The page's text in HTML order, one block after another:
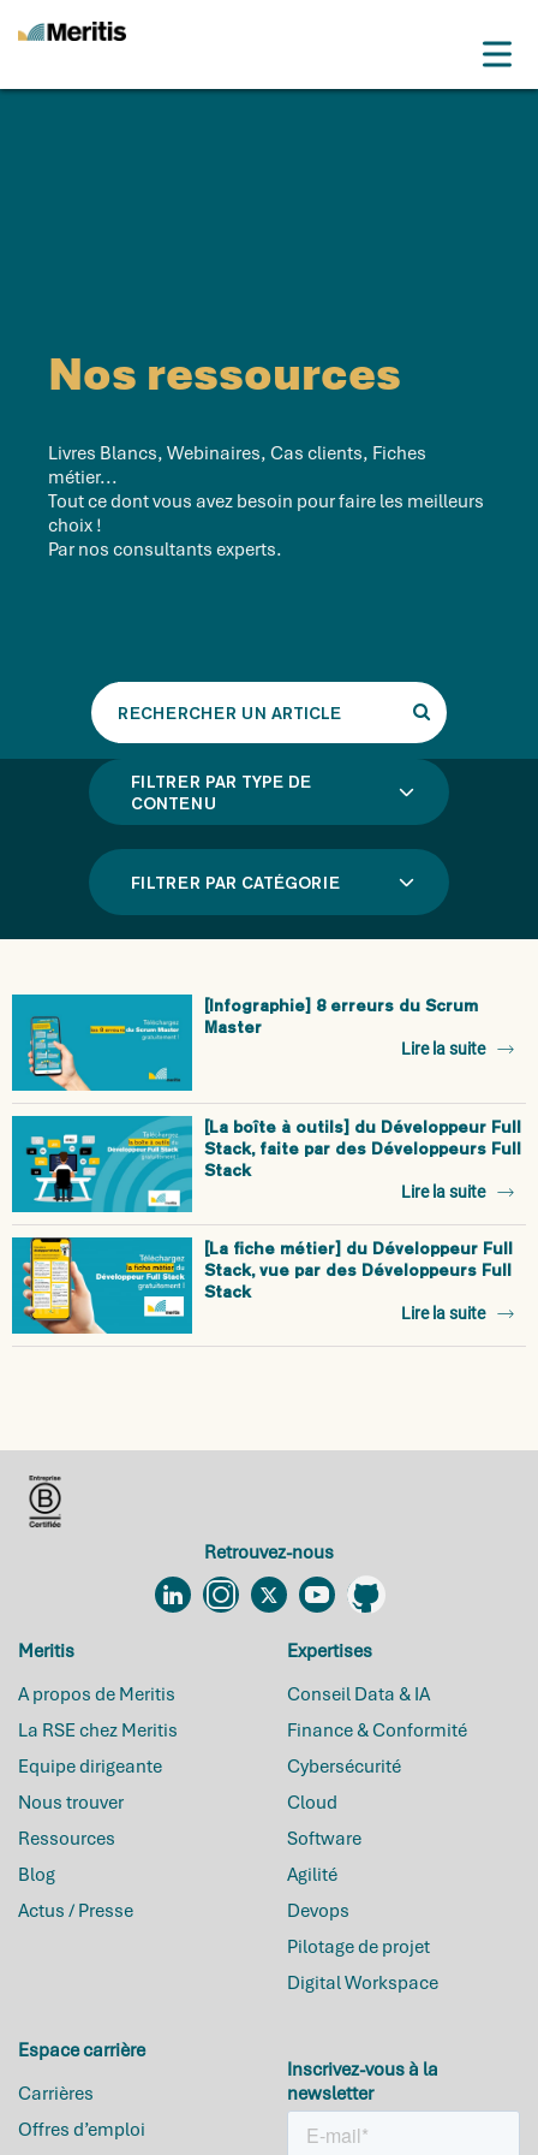
Nos ressources
Livres Blancs, Webinaires, Cas clients, Fiches
métier...
Tout ce dont vous avez besoin pour faire les meilleurs
choix !
Par nos consultants experts.
Rechercher
un
article
FILTRER PAR TYPE DE
CONTENU
FILTRER PAR CATÉGORIE
[Infographie] 8 erreurs du Scrum
Master
Lire la suite
[La boîte à outils] du Développeur Full
Stack, faite par des Développeurs Full
Stack
Lire la suite
[La fiche métier] du Développeur Full
Stack, vue par des Développeurs Full
Stack
Lire la suite
Retrouvez-nous
LinkedinInstagram
TwitterYouTubeGithub
Meritis
A propos de Meritis
La RSE chez Meritis
Equipe dirigeante
Nous trouver
Ressources
Blog
Actus / Presse
Expertises
Conseil Data & IA
Finance & Conformité
Cybersécurité
Cloud
Software
Agilité
Devops
Pilotage de projet
Digital Workspace
Espace carrière
Carrières
Offres d’emploi
Inscrivez-vous à la
newsletter